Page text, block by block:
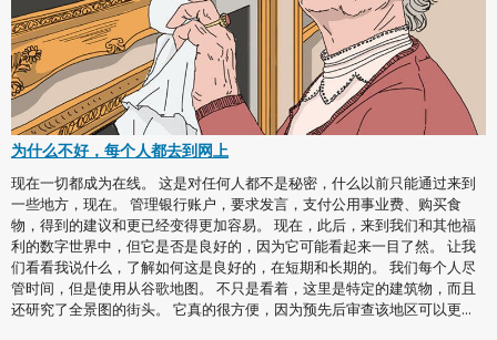
为什么不好，每个人都去到网上
现在一切都成为在线。 这是对任何人都不是秘密，什么以前只能通过来到
一些地方，现在。 管理银行账户，要求发言，支付公用事业费、购买食
物，得到的建议和更已经变得更加容易。 现在，此后，来到我们和其他福
利的数字世界中，但它是否是良好的，因为它可能看起来一目了然。 让我
们看看我说什么，了解如何这是良好的，在短期和长期的。 我们每个人尽
管时间，但是使用从谷歌地图。 不只是看着，这里是特定的建筑物，而且
还研究了全景图的街头。 它真的很方便，因为预先后审查该地区可以更...